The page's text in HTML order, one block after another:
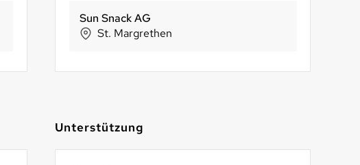
Vier Linden Reformhaus
Open Food Network Schweiz (OFN)
Bern
Sun Snack AG
St. Margrethen
Unterstützung